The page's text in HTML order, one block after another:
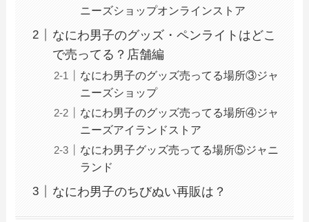
ニーズショップオンラインストア
なにわ男子のグッズ・ペンライトはどこ
で売ってる？店舗編
なにわ男子のグッズ売ってる場所③ジャ
ニーズショップ
なにわ男子のグッズ売ってる場所④ジャ
ニーズアイランドストア
なにわ男子グッズ売ってる場所⑤ジャニ
ランド
なにわ男子のちびぬい再販は？